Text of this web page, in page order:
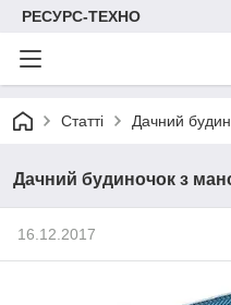
РЕСУРС-ТЕХНО
Статті Дачний
Дачний будиночок з
16.12.2017